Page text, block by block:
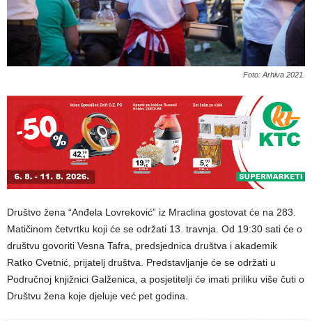
Foto: Arhiva 2021.
Društvo žena “Anđela Lovreković” iz Mraclina gostovat će na 283.
Matičinom četvrtku koji će se održati 13. travnja. Od 19:30 sati će o
društvu govoriti Vesna Tafra, predsjednica društva i akademik
Ratko Cvetnić, prijatelj društva. Predstavljanje će se održati u
Područnoj knjižnici Galženica, a posjetitelji će imati priliku više čuti o
Društvu žena koje djeluje već pet godina.